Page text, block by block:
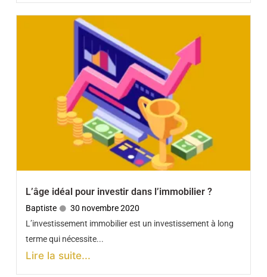
L’âge idéal pour investir dans l’immobilier ?
Baptiste
30 novembre 2020
L’investissement immobilier est un investissement à long
terme qui nécessite...
Lire la suite...